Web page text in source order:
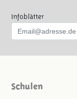
Infoblätter
Schulen